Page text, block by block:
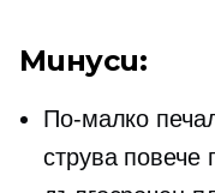
Минуси:
По-малко
струва повече